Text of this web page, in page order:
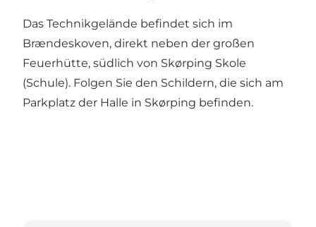
Das Technikgelände befindet sich im
Brændeskoven, direkt neben der großen
Feuerhütte, südlich von Skørping Skole
(Schule). Folgen Sie den Schildern, die sich am
Parkplatz der Halle in Skørping befinden.